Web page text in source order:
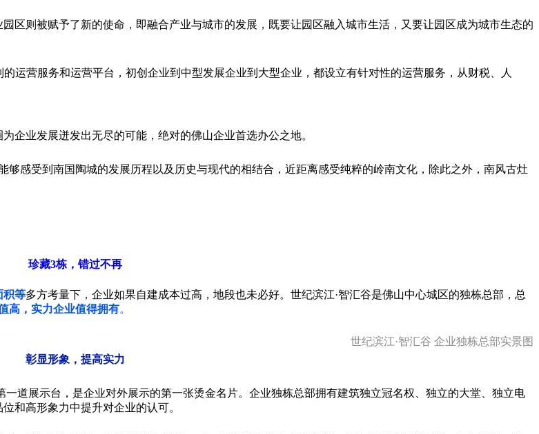
区则被赋予了新的使命，即融合产业与城市的发展，既要让园区融入城市生活，又要让园区成为城市生态的
运营服务和运营平台，初创企业到中型发展企业到大型企业，都设立有针对性的运营服务，从财税、人
企业发展迸发出无尽的可能，绝对的佛山企业首选办公之地。
感受到南国陶城的发展历程以及历史与现代的相结合，近距离感受纯粹的岭南文化，除此之外，南风古灶
珍藏3栋，错过不再
积等多方考量下，企业如果自建成本过高，地段也未必好。世纪滨江·智汇谷是佛山中心城区的独栋总部，总
高，实力企业值得拥有。
世纪滨江·智汇谷 企业独栋总部实景图
彰显形象，提高实力
道展示台，是企业对外展示的第一张烫金名片。企业独栋总部拥有建筑独立冠名权、独立的大堂、独立电
和高形象力中提升对企业的认可。